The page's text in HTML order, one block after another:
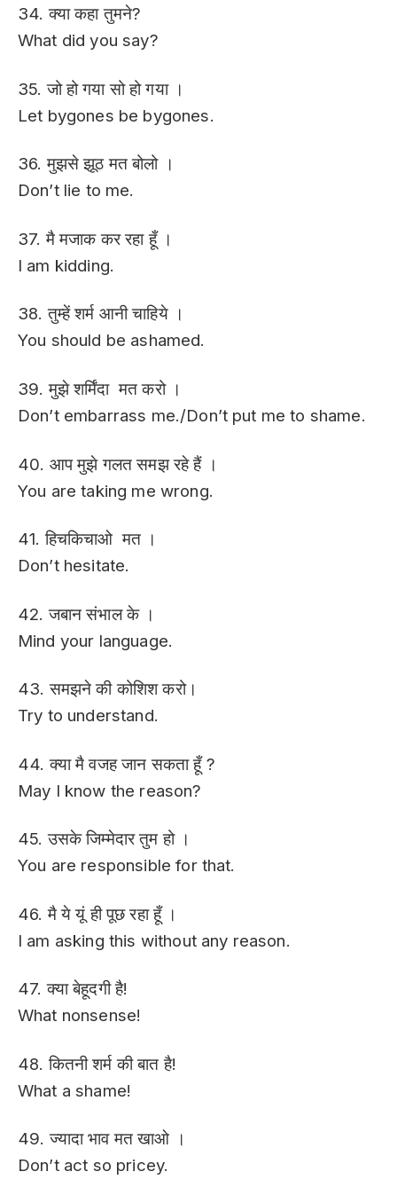
34. क्या कहा तुमने?
What did you say?
35. जो हो गया सो हो गया ।
Let bygones be bygones.
36. मुझसे झूठ मत बोलो ।
Don’t lie to me.
37. मै मजाक कर रहा हूँ ।
I am kidding.
38. तुम्हें शर्म आनी चाहिये ।
You should be ashamed.
39. मुझे शर्मिंदा मत करो ।
Don’t embarrass me./Don’t put me to shame.
40. आप मुझे गलत समझ रहे हैं ।
You are taking me wrong.
41. हिचकिचाओ मत ।
Don’t hesitate.
42. जबान संभाल के ।
Mind your language.
43. समझने की कोशिश करो।
Try to understand.
44. क्या मै वजह जान सकता हूँ ?
May I know the reason?
45. उसके जिम्मेदार तुम हो ।
You are responsible for that.
46. मै ये यूं ही पूछ रहा हूँ ।
I am asking this without any reason.
47. क्या बेहूदगी है!
What nonsense!
48. कितनी शर्म की बात है!
What a shame!
49. ज्यादा भाव मत खाओ ।
Don’t act so pricey.